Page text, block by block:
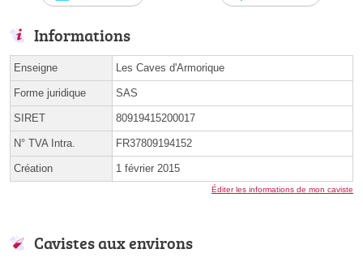
Informations
Enseigne Les Caves d'Armorique
Forme juridique SAS
SIRET 80919415200017
N° TVA Intra. FR37809194152
Création 1 février 2015
Éditer les informations de mon caviste
Cavistes aux environs